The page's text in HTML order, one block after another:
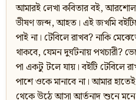
আমারই লেখা কবিতার বই,
ভীষণ জব্দ, আহত। এই জখমি
পাই না। টেবিলে রাখব? নাকি
থাকবে, যেমন দুর্ঘটনায় পথচারী?
পা একটু টলে যায়। বইটি টেবিলে
পাশে ওকে মানাবে না। আমার
থেকে উঠে আসা আর্তনাদ শুনে